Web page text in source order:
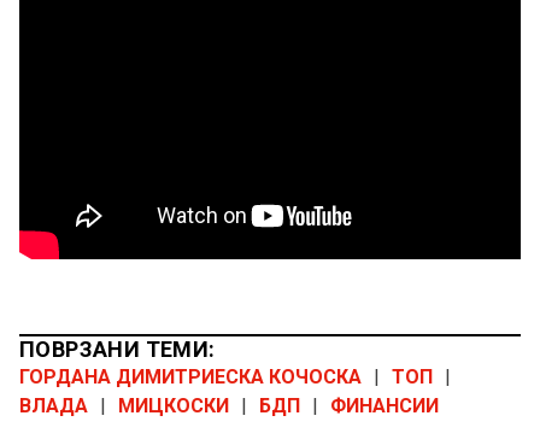
ПОВРЗАНИ ТЕМИ:
ГОРДАНА ДИМИТРИЕСКА КОЧОСКА ТОП
ВЛАДА
МИЦКОСКИ БДП ФИНАНСИИ